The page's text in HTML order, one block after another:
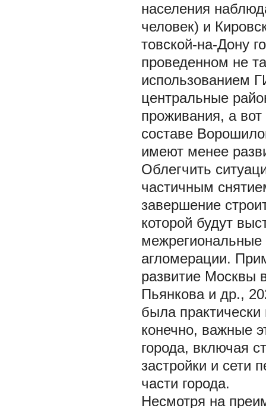
населения
человек) и
товской-на-Дону
проведенном не
использованием
центральные
проживания, а
составе
имеют менее
Облегчить
частичным
завершение
которой будут
межрегиональные
агломерации.
развитие Москвы
Пьянкова и др.,
была
конечно, важные
города, включая
застройки и сети
части города.
Несмотря на